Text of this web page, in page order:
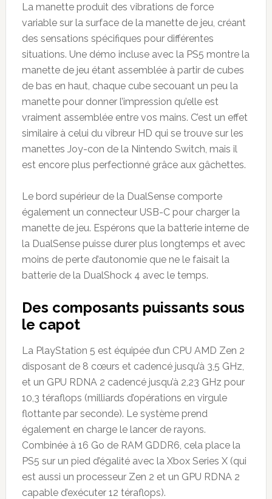
La manette produit des vibrations de force
variable sur la surface de la manette de jeu, créant
des sensations spécifiques pour différentes
situations. Une démo incluse avec la PS5 montre la
manette de jeu étant assemblée à partir de cubes
de bas en haut, chaque cube secouant un peu la
manette pour donner l’impression qu’elle est
vraiment assemblée entre vos mains. C’est un effet
similaire à celui du vibreur HD qui se trouve sur les
manettes Joy-con de la Nintendo Switch, mais il
est encore plus perfectionné grâce aux gâchettes.
Le bord supérieur de la DualSense comporte
également un connecteur USB-C pour charger la
manette de jeu. Espérons que la batterie interne de
la DualSense puisse durer plus longtemps et avec
moins de perte d’autonomie que ne le faisait la
batterie de la DualShock 4 avec le temps.
Des composants puissants sous
le capot
La PlayStation 5 est équipée d’un CPU AMD Zen 2
disposant de 8 cœurs et cadencé jusqu’à 3,5 GHz,
et un GPU RDNA 2 cadencé jusqu’à 2,23 GHz pour
10,3 téraflops (milliards d’opérations en virgule
flottante par seconde). Le système prend
également en charge le lancer de rayons.
Combinée à 16 Go de RAM GDDR6, cela place la
PS5 sur un pied d’égalité avec la Xbox Series X (qui
est aussi un processeur Zen 2 et un GPU RDNA 2
capable d’exécuter 12 téraflops).